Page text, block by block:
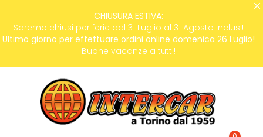
CHIUSURA ESTIVA:
Saremo chiusi per ferie dal 31 Luglio al 31 Agosto inclusi!
Ultimo giorno per effettuare ordini online domenica 26 Luglio!
Buone vacanze a tutti!